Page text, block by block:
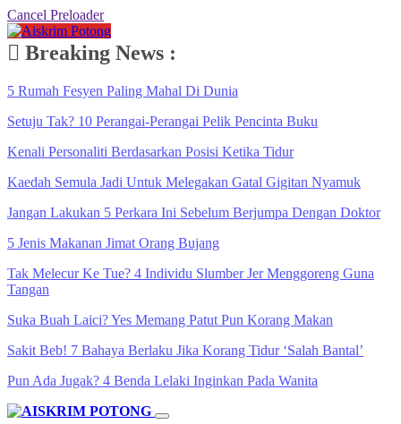
Cancel Preloader
Breaking News :
5 Rumah Fesyen Paling Mahal Di Dunia
Setuju Tak? 10 Perangai-Perangai Pelik Pencinta Buku
Kenali Personaliti Berdasarkan Posisi Ketika Tidur
Kaedah Semula Jadi Untuk Melegakan Gatal Gigitan Nyamuk
Jangan Lakukan 5 Perkara Ini Sebelum Berjumpa Dengan Doktor
5 Jenis Makanan Jimat Orang Bujang
Tak Melecur Ke Tue? 4 Individu Slumber Jer Menggoreng Guna
Tangan
Suka Buah Laici? Yes Memang Patut Pun Korang Makan
Sakit Beb! 7 Bahaya Berlaku Jika Korang Tidur ‘Salah Bantal’
Pun Ada Jugak? 4 Benda Lelaki Inginkan Pada Wanita